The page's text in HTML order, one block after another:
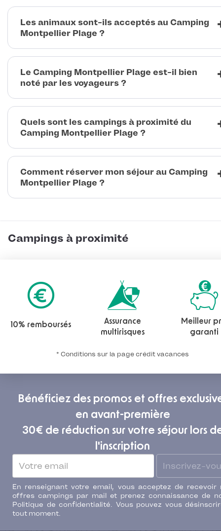
Les animaux sont-ils acceptés au Camping
Montpellier Plage ?
Le Camping Montpellier Plage est-il bien
noté par les voyageurs ?
Quels sont les campings à proximité du
Camping Montpellier Plage ?
Comment réserver mon séjour au Camping
Montpellier Plage ?
Campings à proximité
10% remboursés
Assurance
multirisques
Meilleur
garanti
* Conditions sur la page crédit vacances
Bénéficiez des promos et offres
en avant-première
30€ de réduction sur votre séjour lors
l'inscription
Inscrivez-
En renseignant votre email, vous acceptez de recevoir
offres campings par mail et prenez connaissance de
Politique de confidentialité. Vous pouvez vous
tout moment.